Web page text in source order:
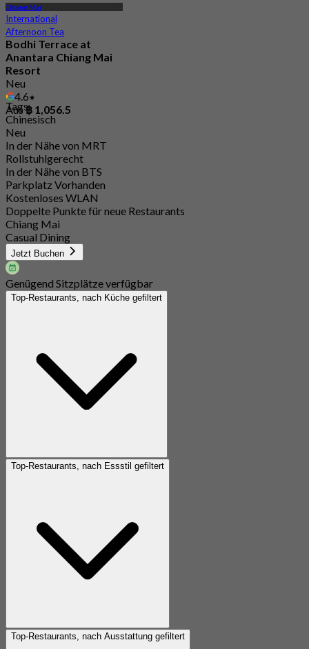
Chiang Mai
International
Afternoon Tea
Bodhi Terrace at
Anantara Chiang Mai
Resort
Neu
4.6
Aus฿ 1,056.5
Tags
Chinesisch
Neu
In der Nähe von MRT
Rollstuhlgerecht
In der Nähe von BTS
Parkplatz Vorhanden
Kostenloses WLAN
Doppelte Punkte für neue Restaurants
Chiang Mai
Casual Dining
Jetzt Buchen
Genügend Sitzplätze verfügbar
Top-Restaurants, nach Küche gefiltert
Top-Restaurants, nach Essstil gefiltert
Top-Restaurants, nach Ausstattung gefiltert